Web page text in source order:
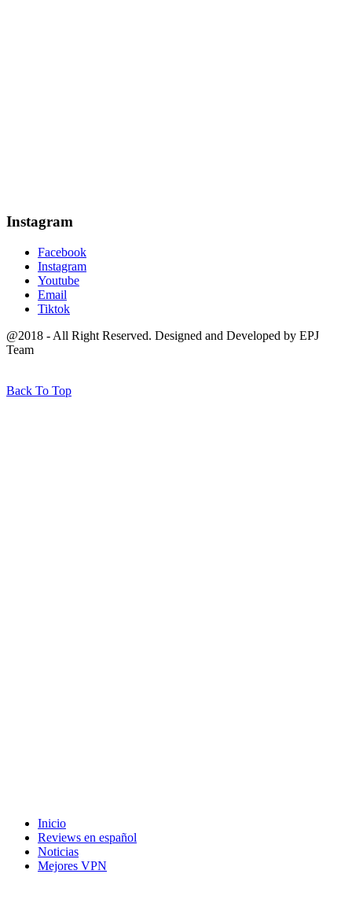
Instagram
Facebook
Instagram
Youtube
Email
Tiktok
@2018 - All Right Reserved. Designed and Developed by EPJ
Team
Back To Top
Inicio
Reviews en español
Noticias
Mejores VPN